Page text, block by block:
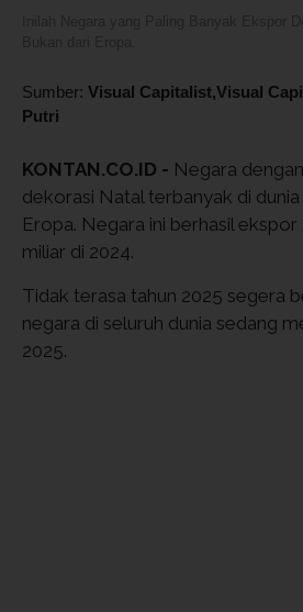
Sumber: Visual Capitalist,Visual
Putri
KONTAN.CO.ID - Negara
dekorasi Natal terbanyak di
Eropa. Negara ini berhasil ekspor
miliar di 2024.
Tidak terasa tahun 2025 segera
negara di seluruh dunia sedang
2025.